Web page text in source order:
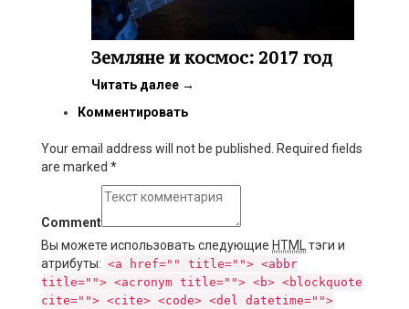
Земляне и космос: 2017 год
Читать далее →
Комментировать
Your email address will not be published. Required fields
are marked *
Comment
Вы можете использовать следующие HTML
тэги и
атрибуты: <a href="" title=""> <abbr
title=""> <acronym title=""> <b> <blockquote
cite=""> <cite> <code> <del datetime="">